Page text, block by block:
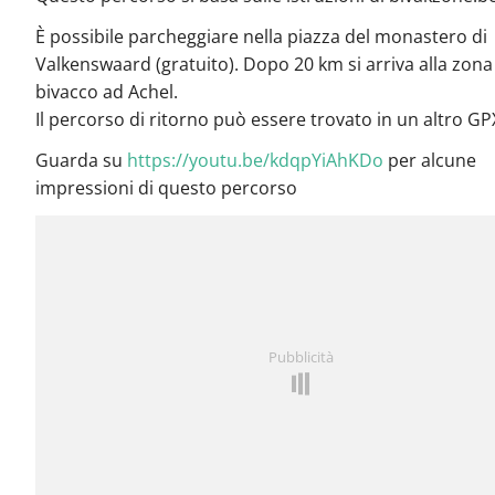
È possibile parcheggiare nella piazza del monastero di
Valkenswaard (gratuito). Dopo 20 km si arriva alla
bivacco ad Achel.
Il percorso di ritorno può essere trovato in un altro
Guarda su https://youtu.be/kdqpYiAhKDo per alcune
impressioni di questo percorso
Pubblicità